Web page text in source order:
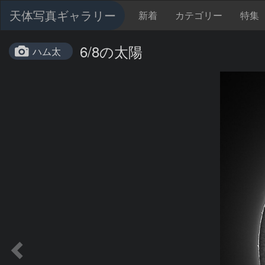
天体写真ギャラリー 新着 カテゴリー 特集
ハム太 6/8の太陽